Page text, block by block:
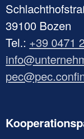
39100 Bozen
Tel.: +39 0471